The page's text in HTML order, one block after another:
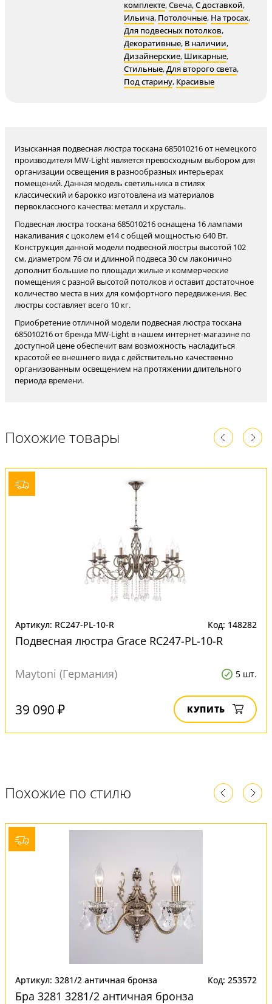
комплекте,Свеча,С доставкой,
Ильича, Потолочные, На тросах,
Для подвесных потолков,
Декоративные, В наличии,
Дизайнерские, Шикарные,
Стильные,Для второго света,
Под старину, Красивые
Изысканная подвесная люстра тоскана 685010216 от немецкого
производителя MW-Light является превосходным выбором для
организации освещения в разнообразных интерьерах
помещений. Данная модель светильника в стилях
классический и барокко изготовлена из материалов
первоклассного качества: металл и хрусталь.
Подвесная люстра тоскана 685010216 оснащена 16 лампами
накаливания с цоколем e14 с общей мощностью 640 Вт.
Конструкция данной модели подвесной люстры высотой 102
см, диаметром 76 см и длинной подвеса 30 см лаконично
дополнит большие по площади жилые и коммерческие
помещения с разной высотой потолков и оставит достаточное
количество места в них для комфортного передвижения. Вес
люстры составляет всего 10 кг.
Приобретение отличной модели подвесная люстра тоскана
685010216 от бренда MW-Light в нашем интернет-магазине по
доступной цене обеспечит вам возможность насладиться
красотой ее внешнего вида с действительно качественно
организованным освещением на протяжении длительного
периода времени.
Похожие товары
Артикул: RC247-PL-10-R Код: 148282
Подвесная люстра Grace RC247-PL-10-R
Maytoni (Германия) 5 шт.
39 090 ₽ КУПИТЬ
Похожие по стилю
Артикул: 3281/2 античная бронза Код: 253572
Бра 3281 3281/2 античная бронза